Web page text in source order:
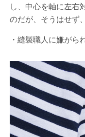
し、中心を軸に左右
のだが、そうはせず
・縫製職人に嫌がら